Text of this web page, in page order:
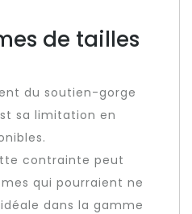
de tailles
du soutien-gorge
sa limitation en
contrainte peut
qui pourraient ne
dans la gamme